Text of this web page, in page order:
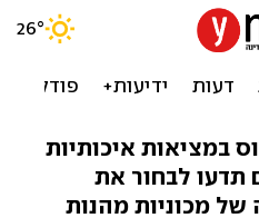
בלבד,
יספקו לכם
במציאות איכותיות
תדעו לבחור את
מכוניות מהנות